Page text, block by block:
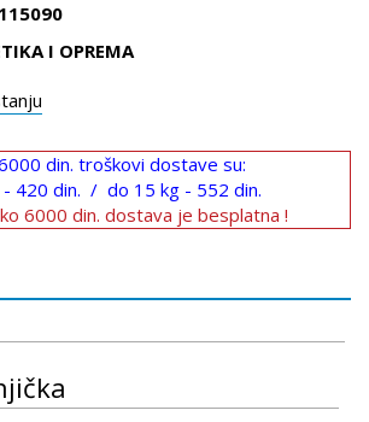
I OPREMA
din. troškovi dostave su:
- 420 din. / do 15 kg - 552 din.
6000 din. dostava je besplatna !